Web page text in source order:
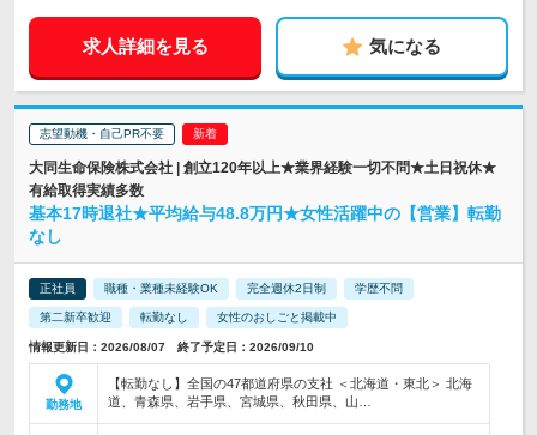
求人詳細を見る 気になる
志望動機・自己PR不要
大同生命保険株式会社 | 創立120年以上★業界経験一切不問★土日祝休★
有給取得実績多数
基本17時退社★平均給与48.8万円★女性活躍中の【営業】転勤
なし
正社員 職種・業種未経験OK 完全週休2日制 学歴不問
第二新卒歓迎 転勤なし 女性のおしごと掲載中
情報更新日：2026/08/07 終了予定日：2026/09/10
勤務地
【転勤なし】全国の47都道府県の支社 ＜北海道・東北＞ 北海
道、青森県、岩手県、宮城県、秋田県、山…